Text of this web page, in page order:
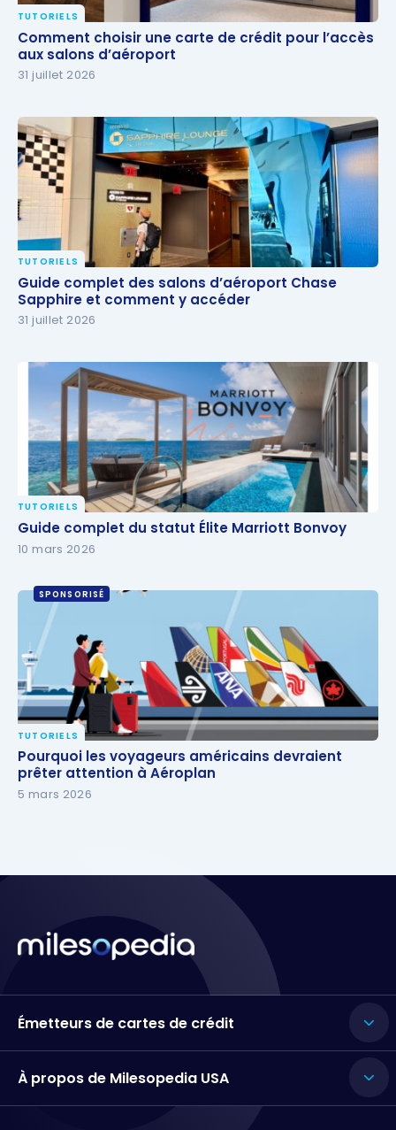
Comment choisir une carte de crédit pour l’accès
aux salons d’aéroport
TUTORIELS
Comment choisir une carte de crédit pour l’accès
aux salons d’aéroport
31 juillet 2026
Guide complet des salons d’aéroport Chase
Sapphire et comment y accéder
TUTORIELS
Guide complet des salons d’aéroport Chase
Sapphire et comment y accéder
31 juillet 2026
Guide complet du statut Élite Marriott Bonvoy
TUTORIELS
Guide complet du statut Élite Marriott Bonvoy
10 mars 2026
SPONSORISÉ
Pourquoi les voyageurs américains devraient prêter
attention à Aéroplan
TUTORIELS
Pourquoi les voyageurs américains devraient
prêter attention à Aéroplan
5 mars 2026
Émetteurs de cartes de crédit
À propos de Milesopedia USA